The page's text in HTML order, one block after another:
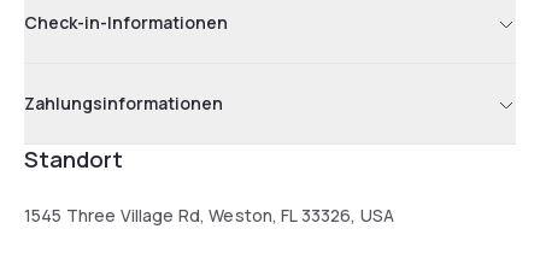
Check-in-Informationen
Zahlungsinformationen
Standort
1545 Three Village Rd, Weston, FL 33326, USA